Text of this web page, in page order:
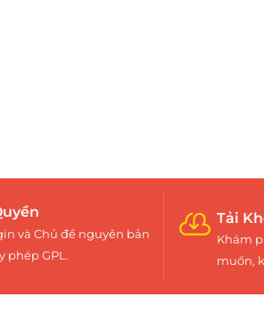
và Chủ đề nguyên bản
phép GPL.
Tải
Khám
muốn,